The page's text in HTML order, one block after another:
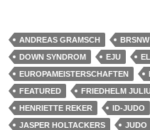
ANDREAS GRAMSCH BRSNW
DOWN SYNDROM
EJU
EUROPAMEISTERSCHAFTEN
FEATURED
FRIEDHELM
HENRIETTE REKER
ID-JUDO
JASPER HOLTACKERS
JUDO